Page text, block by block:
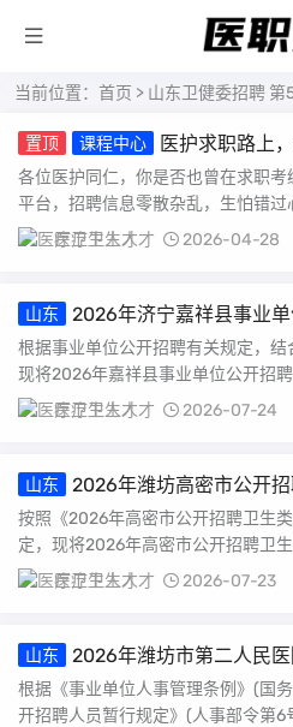
当前位置： 首页 > 山东卫健委招聘 第
置顶 课程中心
医护求职路上
们来了！
各位医护同仁，你是否也曾在求职
平台，招聘信息零散杂乱，生怕错
门，找不到系统的复习方...
医疗卫生人才 2026-04-28
山东
2026年济宁嘉祥县事业
生类）公告（13人）
根据事业单位公开招聘有关规定，结
现将2026年嘉祥县事业单位公开招
告如下：一、招...
医疗卫生人才 2026-07-24
山东
2026年潍坊高密市公开
印准考证及笔试的公告
按照《2026年高密市公开招聘卫生
定，现将2026年高密市公开招聘卫
公告如下：一、...
医疗卫生人才 2026-07-23
山东 2026年潍坊市第二人民医
根据《事业单位人事管理条例》(国
开招聘人员暂行规定》(人事部令第6